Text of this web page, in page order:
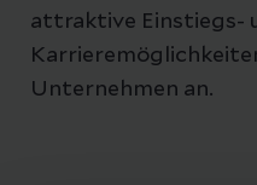
attraktive Einstiegs-
Unternehmen an.